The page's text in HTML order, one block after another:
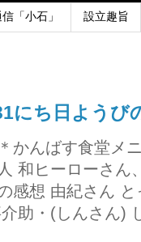
「小石」 設立趣旨
にち日ようび
かんばす食堂メ
和ヒーローさん
感想 由紀さん
介助・(しんさん)